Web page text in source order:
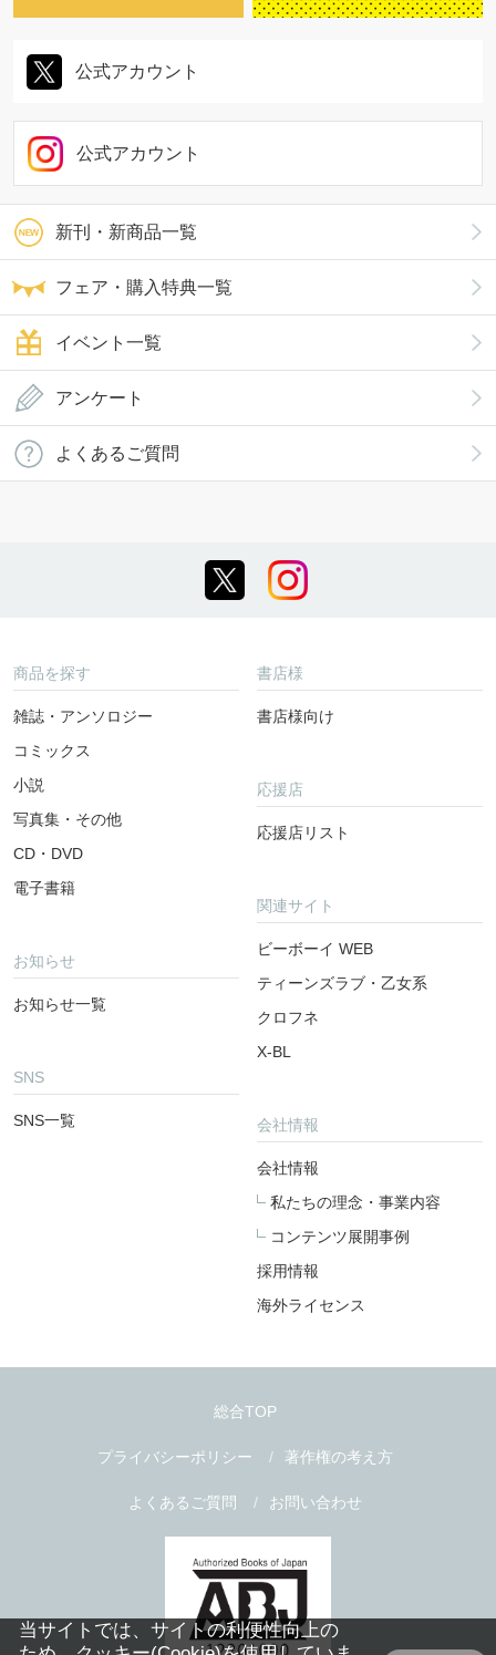
新刊・新商品一覧
フェア・購入特典一覧
イベント一覧
公式アカウント
公式アカウント
アンケート
よくあるご質問
商品を探す
雑誌・アンソロジー
コミックス
小説
写真集・その他
CD・DVD
電子書籍
お知らせ
お知らせ一覧
SNS
SNS一覧
書店様
書店様向け
応援店
応援店リスト
関連サイト
ビーボーイ WEB
ティーンズラブ・乙女系
クロフネ
X-BL
会社情報
会社情報
私たちの理念・事業内容
コンテンツ展開事例
採用情報
海外ライセンス
総合TOP
プライバシーポリシー 著作権の考え方
よくあるご質問 お問い合わせ
当サイトでは、サイトの利便性向上の